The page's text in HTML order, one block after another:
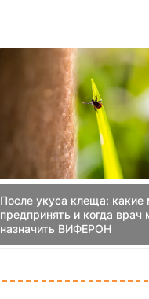
После укуса клеща:
предпринять и когда врач
назначить ВИФЕРОН